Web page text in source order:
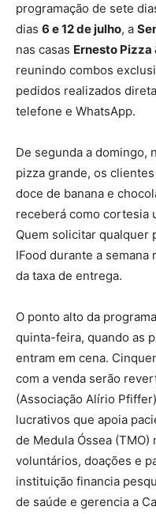
programação de sete
dias 6 e 12 de julho, a
nas casas Ernesto Pizza
reunindo combos
pedidos realizados
telefone e WhatsApp.
De segunda a domingo,
pizza grande, os
doce de banana e
receberá como cortesia
Quem solicitar qualquer
IFood durante a
da taxa de entrega.
O ponto alto da
quinta-feira, quando as
entram em cena.
com a venda serão
(Associação Alírio
lucrativos que apoia
de Medula Óssea
voluntários, doações e
instituição financia
de saúde e gerencia a